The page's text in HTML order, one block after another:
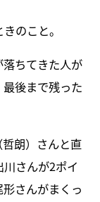
のこと。
ちてきた人が
後まで残った
哲朗）さんと直
さんが2ポイ
さんがまくっ